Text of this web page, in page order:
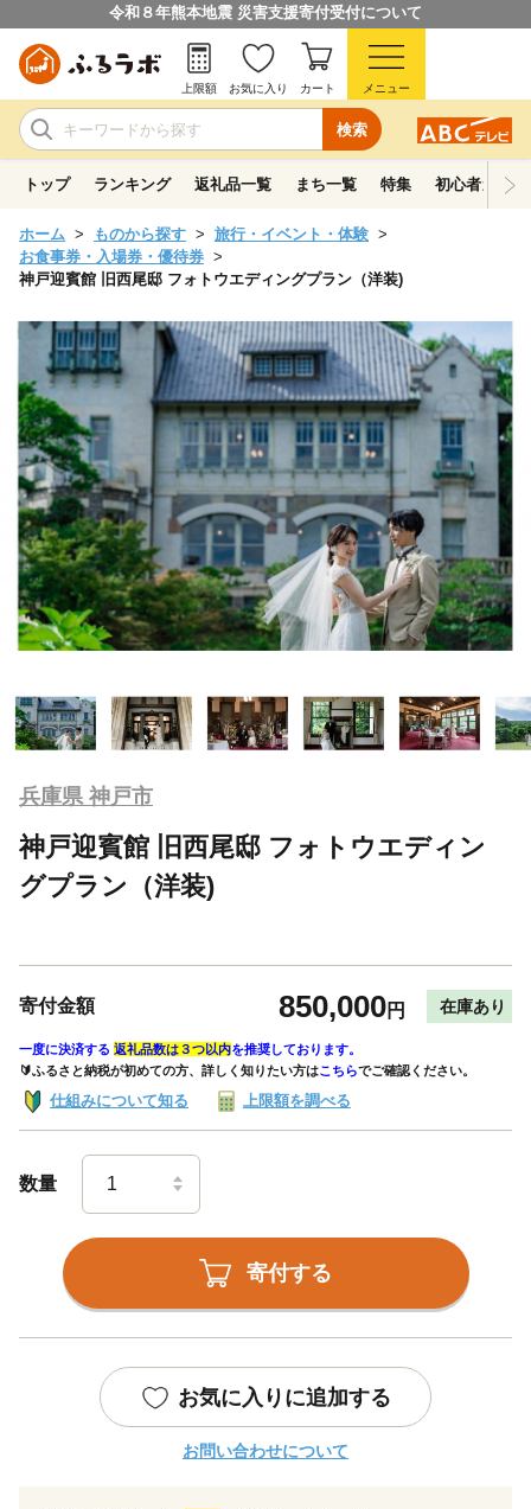
令和８年熊本地震 災害支援寄付受付について
検索
上限額 お気に入り カート メニュー
トップ ランキング 返礼品一覧 まち一覧 特集 初心者ガイド
ホーム ものから探す
旅行・イベント・体験
お食事券・入場券・優待券
神戸迎賓館 旧西尾邸 フォトウエディングプラン（洋装)
兵庫県 神戸市
神戸迎賓館 旧西尾邸 フォトウエディン
グプラン（洋装)
寄付金額 850,000円 在庫あり
一度に決済する 返礼品数は３つ以内を推奨しております。
🔰ふるさと納税が初めての方、詳しく知りたい方はこちらでご確認ください。
仕組みについて知る 上限額を調べる
数量
寄付する
お気に入りに追加する
お問い合わせについて